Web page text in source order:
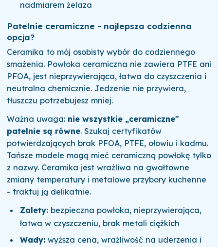
nadmiarem żelaza
Patelnie ceramiczne - najlepsza codzienna
opcja?
Ceramika to mój osobisty wybór do codziennego
smażenia. Powłoka ceramiczna nie zawiera PTFE ani
PFOA, jest nieprzywierająca, łatwa do czyszczenia i
neutralna chemicznie. Jedzenie nie przywiera,
tłuszczu potrzebujesz mniej.
Ważna uwaga: nie wszystkie „ceramiczne"
patelnie są równe. Szukaj certyfikatów
potwierdzających brak PFOA, PTFE, ołowiu i kadmu.
Tańsze modele mogą mieć ceramiczną powłokę tylko
z nazwy. Ceramika jest wrażliwa na gwałtowne
zmiany temperatury i metalowe przybory kuchenne
- traktuj ją delikatnie.
Zalety: bezpieczna powłoka, nieprzywierająca,
łatwa w czyszczeniu, brak metali ciężkich
Wady: wyższa cena, wrażliwość na uderzenia i